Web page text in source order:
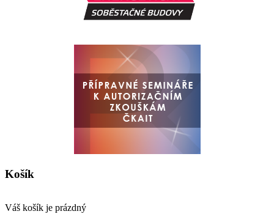
Košík
Váš košík je prázdný